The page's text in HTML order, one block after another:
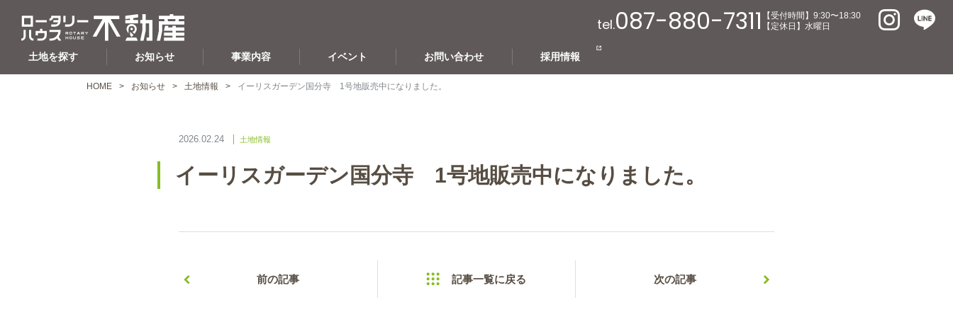
土地を探す お知らせ 事業内容 イベント お問い合わせ 採用情報
tel.087-880-7311
【受付時間】9:30〜18:30
【定休日】水曜日
HOME お知らせ 土地情報 イーリスガーデン国分寺 1号地販売中になりました。
2026.02.24 土地情報
イーリスガーデン国分寺 1号地販売中になりました。
前の記事 記事一覧に戻る 次の記事